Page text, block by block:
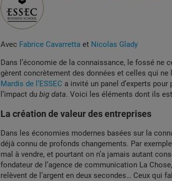
Avec Fabrice Cavarretta et Nicolas Glady
Dans l’économie de la connaissance, le fossé ne
gèrent concrètement des données et celles qui
Mardis de l’ESSEC a invité un panel d’experts
l’impact du big data. Voici les éléments dont ils
La création de valeur des entreprises
Dans les économies modernes basées sur la
déjà connu de profonds changements. Par
mal à vendre, et pourtant on n’a jamais autant
fondateur de l’agence de communication La
relèvent de l’argent en deux secondes… Ceux qui